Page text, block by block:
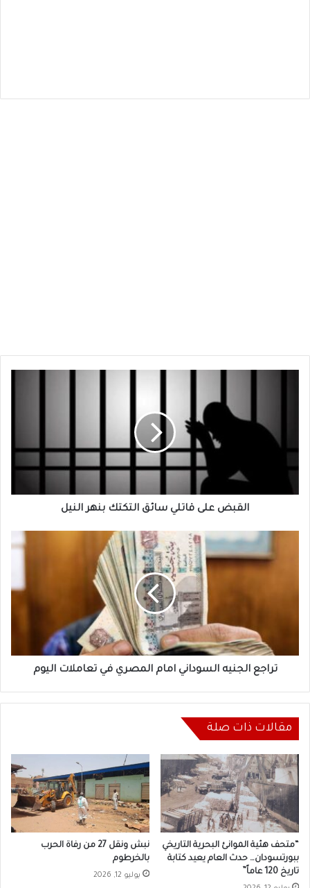
بنهر
القبض على قاتلي سائق التكتك بنهر النيل
السوداني
تراجع الجنيه السوداني امام المصري في تعاملات اليوم
مقالات ذات صلة
“متحف هئية الموانئ البحرية التاريخي
ببورتسودان… حدث العام يعيد كتابة
تاريخ 120 عاماً”
نبش ونقل 27 من رفاة الحرب
بالخرطوم
يوليو 12, 2026